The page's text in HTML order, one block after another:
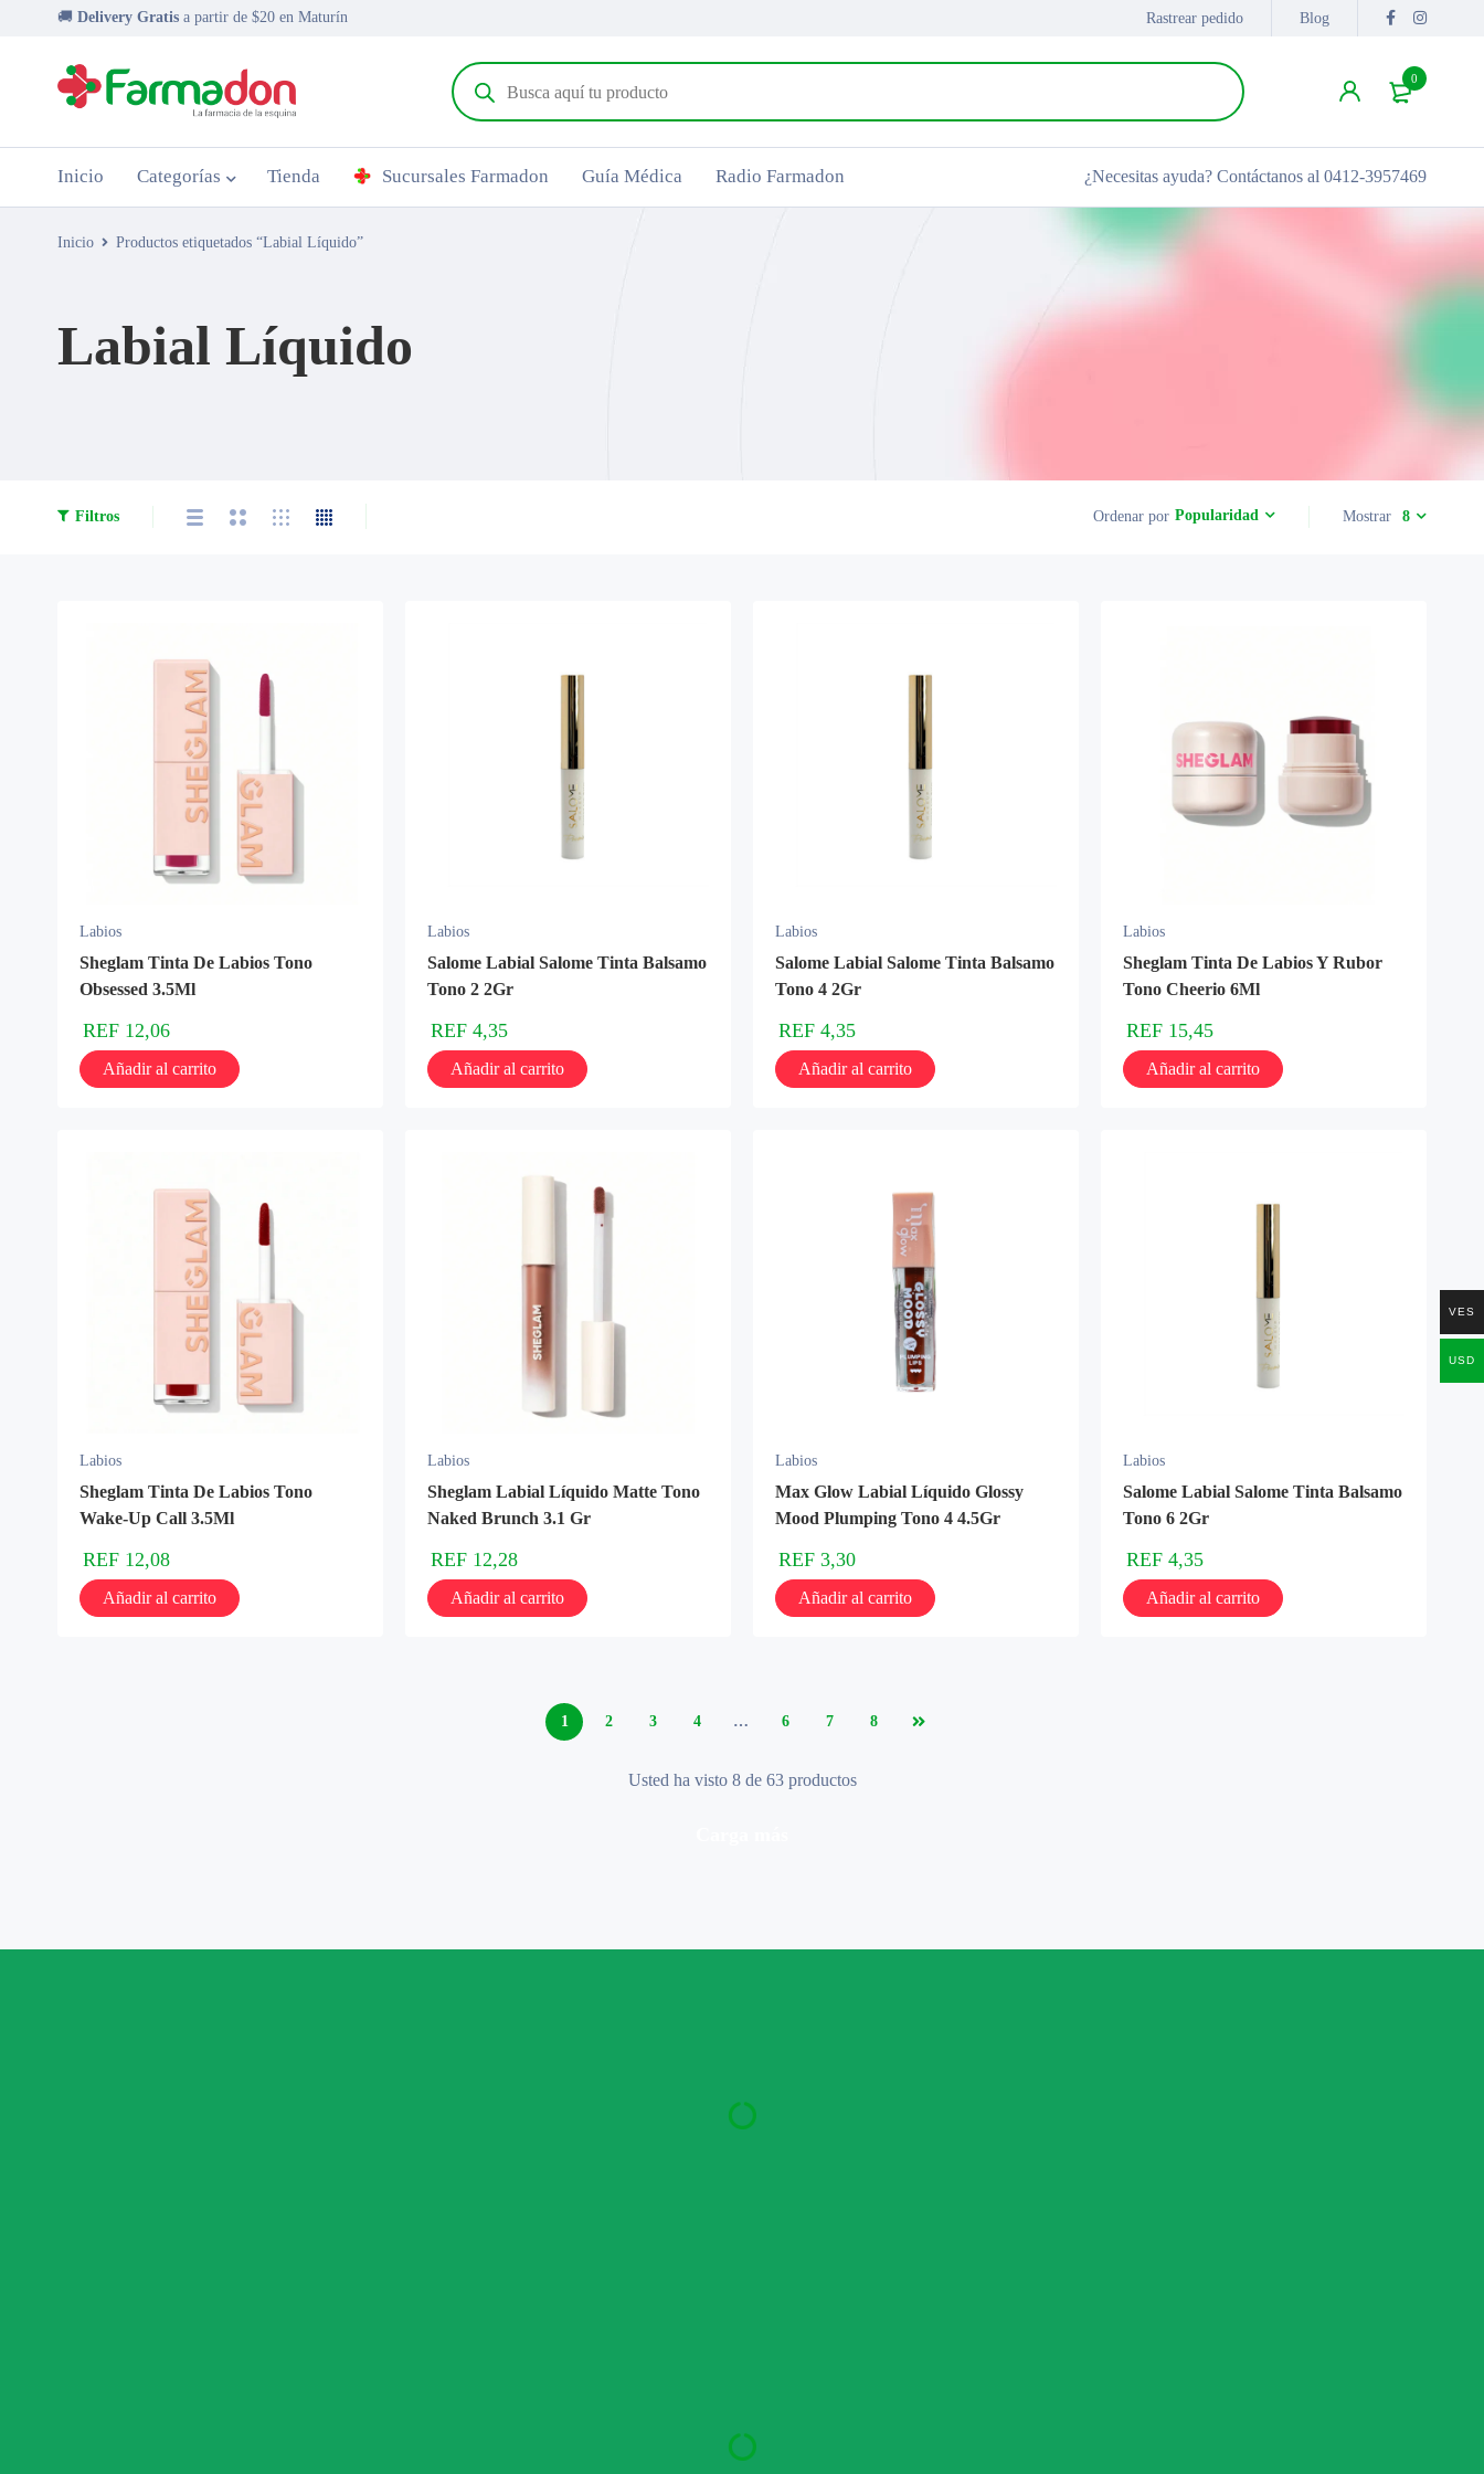
🚚 Delivery Gratis a partir de $20 en Maturín Rastrear pedido Blog
0
Inicio Categorías Tienda Sucursales Farmadon Guía Médica Radio Farmadon ¿Necesitas ayuda? Contáctanos al 0412-3957469
Inicio Productos etiquetados “Labial Líquido”
Labial Líquido
Filtros Ordenar por Popularidad Mostrar 8
Labios
Sheglam Tinta De Labios Tono
Obsessed 3.5Ml
REF 12,06
Añadir al carrito
Labios
Salome Labial Salome Tinta Balsamo
Tono 2 2Gr
REF 4,35
Añadir al carrito
Labios
Salome Labial Salome Tinta Balsamo
Tono 4 2Gr
REF 4,35
Añadir al carrito
Labios
Sheglam Tinta De Labios Y Rubor
Tono Cheerio 6Ml
REF 15,45
Añadir al carrito
Labios
Sheglam Tinta De Labios Tono
Wake-Up Call 3.5Ml
REF 12,08
Añadir al carrito
Labios
Sheglam Labial Líquido Matte Tono
Naked Brunch 3.1 Gr
REF 12,28
Añadir al carrito
Labios
Max Glow Labial Líquido Glossy
Mood Plumping Tono 4 4.5Gr
REF 3,30
Añadir al carrito
Labios
Salome Labial Salome Tinta Balsamo
Tono 6 2Gr
REF 4,35
Añadir al carrito
1 2 3 4 … 6 7 8
Usted ha visto 8 de 63 productos
VES
USD